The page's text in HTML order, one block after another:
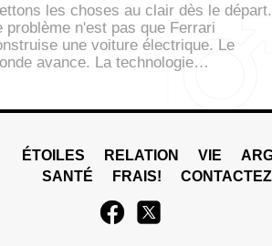
les choses au clair dès le départ.
problème n'est pas que Ferrari
une voiture électrique. Le
avance. La technologie…
ÉTOILES RELATION VIE
SANTÉ
FRAIS!